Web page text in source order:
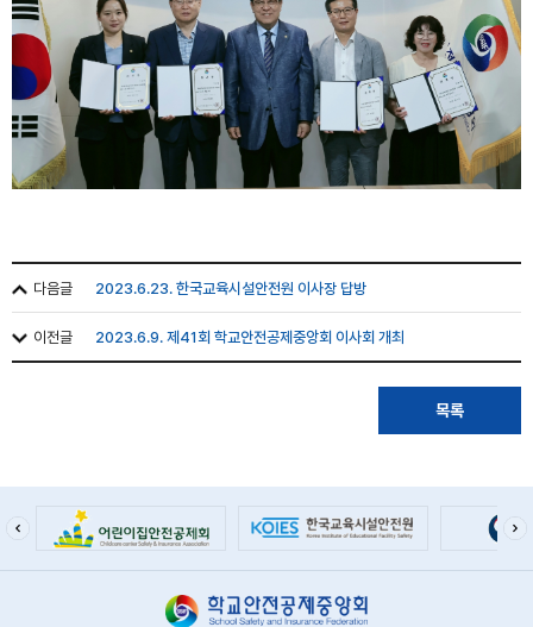
다음글 2023.6.23. 한국교육시설안전원 이사장 답방
이전글 2023.6.9. 제41회 학교안전공제중앙회 이사회 개최
목록